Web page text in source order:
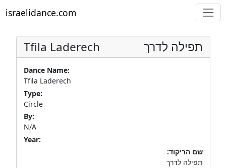
israelidance.com
Tfila Laderech תפילה לדרך
Dance Name:
Tfila Laderech
Type:
Circle
By:
N/A
Year:
שם הריקוד:
תפילה לדרך